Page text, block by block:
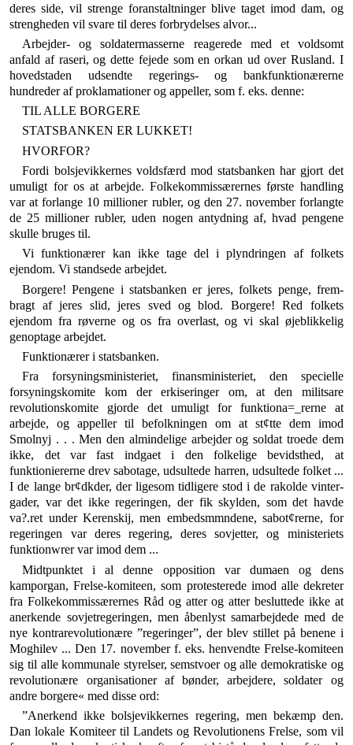
deres side, vil strenge foranstaltninger blive taget imod dam, og
strengheden vil svare til deres forbrydelses al­vor...
Arbejder- og soldatermasserne reagerede med et voldsomt
anfald af raseri, og dette fejede som en orkan ud over Rusland. I
hovedstaden udsendte regerings- og bankfunktionærerne
hundreder af proklamationer og appeller, som f. eks. denne:
TIL ALLE BORGERE
STATSBANKEN ER LUKKET!
HVORFOR?
Fordi bolsjevikkernes voldsfærd mod statsbanken har gjort det
umuligt for os at arbejde. Folkekommissærernes første handling
var at forlange 10 millioner rubler, og den 27. no­vember forlangte
de 25 millioner rubler, uden nogen antydning af, hvad pengene
skulle bruges til.
Vi funktionærer kan ikke tage del i plyndringen af fol­kets
ejendom. Vi standsede arbejdet.
Borgere! Pengene i statsbanken er jeres, folkets penge, frem­
bragt af jeres slid, jeres sved og blod. Borgere! Red folkets
ejendom fra røverne og os fra overlast, og vi skal øjeblikkelig
genoptage arbejdet.
Funktionærer i statsbanken.
Fra forsyningsministeriet, finansministeriet, den spe­cielle
forsyningskomite kom der erkiseringer om, at den militsare
revolutionskomite gjorde det umuligt for funk­tiona=_rerne at
arbejde, og appeller til befolkningen om at st¢tte dem imod
Smolnyj . . . Men den almindelige ar­bejder og soldat troede dem
ikke, det var fast indgaet i den folkelige bevidsthed, at
funktioniererne drev sabo­tage, udsultede harren, udsultede folket ...
I de lange br¢dkder, der ligesom tidligere stod i de rakolde vinter­
gader, var det ikke regeringen, der fik skylden, som det havde
va?.ret under Kerenskij, men embedsmmndene, sa­bot¢rerne, for
regeringen var deres regering, deres so­vjetter, og ministeriets
funktionwrer var imod dem ...
Midtpunktet i al denne opposition var dumaen og dens
kamporgan, Frelse-komiteen, som protesterede imod alle dekreter
fra Folkekommissærernes Råd og atter og atter besluttede ikke at
anerkende sovjetregeringen, men åbenlyst samarbejdede med de
nye kontrarevolutionære ”regeringer”, der blev stillet på benene i
Moghilev ... Den 17. november f. eks. henvendte Frelse-komiteen
sig til alle kommunale styrelser, semstvoer og alle demo­kratiske og
revolutionære organisationer af bønder, ar­bejdere, soldater og
andre borgere« med disse ord:
”Anerkend ikke bolsjevikkernes regering, men bekæmp den.
Dan lokale Komiteer til Landets og Revolutionens Frelse, som vil